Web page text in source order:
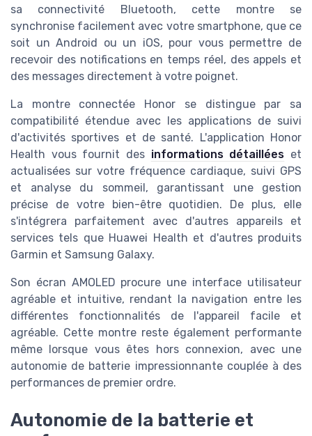
sa connectivité Bluetooth, cette montre se
synchronise facilement avec votre smartphone, que ce
soit un Android ou un iOS, pour vous permettre de
recevoir des notifications en temps réel, des appels et
des messages directement à votre poignet.
La montre connectée Honor se distingue par sa
compatibilité étendue avec les applications de suivi
d'activités sportives et de santé. L'application Honor
Health vous fournit des informations détaillées et
actualisées sur votre fréquence cardiaque, suivi GPS
et analyse du sommeil, garantissant une gestion
précise de votre bien-être quotidien. De plus, elle
s'intégrera parfaitement avec d'autres appareils et
services tels que Huawei Health et d'autres produits
Garmin et Samsung Galaxy.
Son écran AMOLED procure une interface utilisateur
agréable et intuitive, rendant la navigation entre les
différentes fonctionnalités de l'appareil facile et
agréable. Cette montre reste également performante
même lorsque vous êtes hors connexion, avec une
autonomie de batterie impressionnante couplée à des
performances de premier ordre.
Autonomie de la batterie et